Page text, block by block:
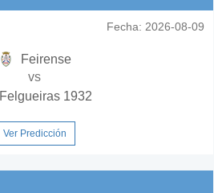
Fecha: 2026-08-09
Feirense
vs
Felgueiras 1932
Ver Predicción